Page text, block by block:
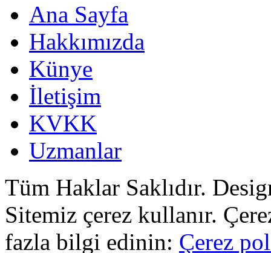
Ana Sayfa
Hakkımızda
Künye
İletişim
KVKK
Uzmanlar
Tüm Haklar Saklıdır.
Sitemiz çerez kullanır.
fazla bilgi edinin: Çerez